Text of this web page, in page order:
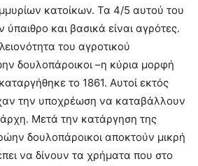
κατοίκων. Τα 4/5 αυτού του
και βασικά είναι αγρότες.
του αγροτικού
δουλοπάροικοι –η κύρια μορφή
το 1861. Αυτοί εκτός
την υποχρέωση να καταβάλλουν
Μετά την κατάργηση της
δουλοπάροικοι αποκτούν μικρή
να δίνουν τα χρήματα που στο